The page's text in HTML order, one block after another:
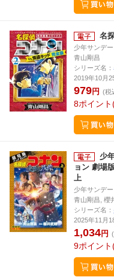
名
少年サンデ
青山剛昌
シリーズ名：
2019年10月
979円 (税
8ポイント
少
ョン 劇場
上
少年サンデ
青山剛昌, 櫻
シリーズ名：
2025年11月
1,034円
9ポイント